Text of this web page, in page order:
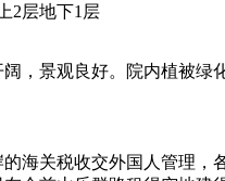
2层地下1层
，景观良好。院内植被绿
海关税收交外国人管理